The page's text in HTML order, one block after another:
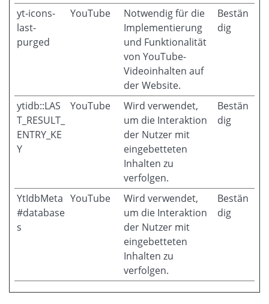
yt-icons-
last-
purged
YouTube
Notwendig für die
Implementierung
und Funktionalität
von YouTube-
Videoinhalten auf
der Website.
Bestän
dig
ytidb::LAS
T_RESULT_
ENTRY_KE
Y
YouTube
Wird verwendet,
um die Interaktion
der Nutzer mit
eingebetteten
Inhalten zu
verfolgen.
Bestän
dig
YtIdbMeta
#database
s
YouTube
Wird verwendet,
um die Interaktion
der Nutzer mit
eingebetteten
Inhalten zu
verfolgen.
Bestän
dig